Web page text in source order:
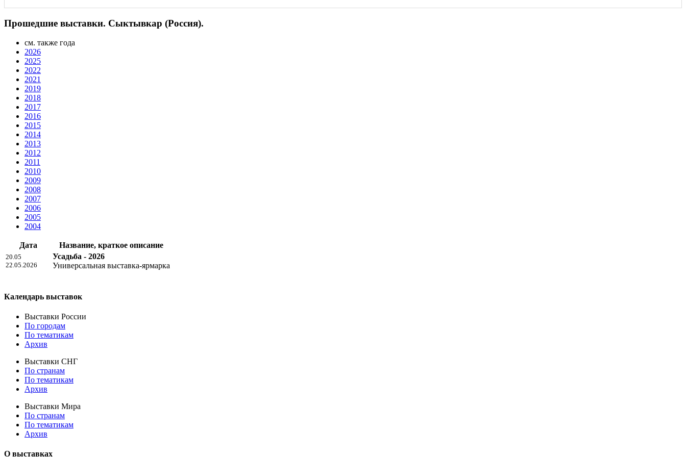
Прошедшие выставки. Сыктывкар (Россия).
см. также года
2026
2025
2022
2021
2019
2018
2017
2016
2015
2014
2013
2012
2011
2010
2009
2008
2007
2006
2005
2004
Дата Название, краткое описание
20.05
22.05.2026
Усадьба - 2026
Универсальная выставка-ярмарка
Календарь выставок
Выставки России
По городам
По тематикам
Архив
Выставки СНГ
По странам
По тематикам
Архив
Выставки Мира
По странам
По тематикам
Архив
О выставках